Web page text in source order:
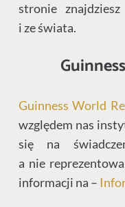
stronie
i ze świata.
Guinness World
względem nas
się na
a nie
informacji na –